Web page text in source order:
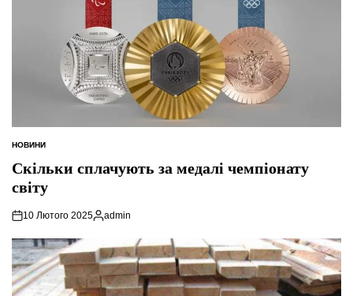
ОПУБЛІКУВАТИ
НОВИНИ
Скільки сплачують за медалі чемпіонату
світу
10 Лютого 2025
Опубліковано
admin